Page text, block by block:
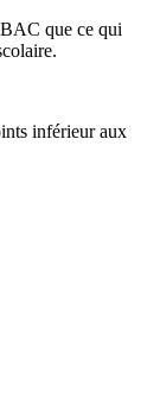
que ce qui
inférieuraux